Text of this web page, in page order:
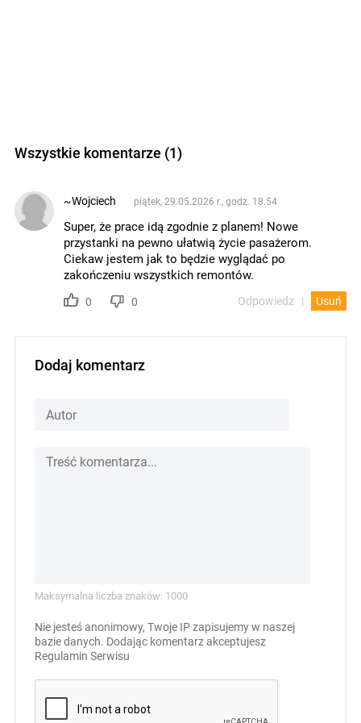
Wszystkie komentarze (1)
~Wojciech piątek, 29.05.2026 r., godz. 18.54
Super, że prace idą zgodnie z planem! Nowe
przystanki na pewno ułatwią życie pasażerom.
Ciekaw jestem jak to będzie wyglądać po
zakończeniu wszystkich remontów.
0 0 Odpowiedz Usuń
Dodaj komentarz
Maksymalna liczba znaków: 1000
Nie jesteś anonimowy, Twoje IP zapisujemy w naszej
bazie danych. Dodając komentarz akceptujesz
Regulamin Serwisu